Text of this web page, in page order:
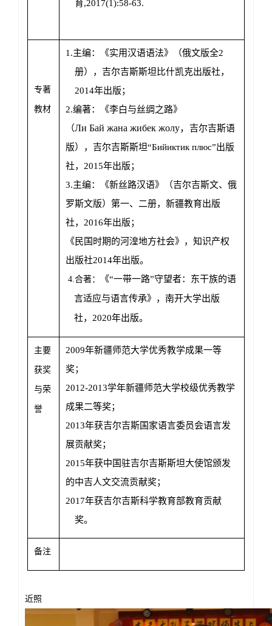
育,2017(1):58-63.
专著
教材
1.主编：《实用汉语语法》（俄文版全2
册），吉尔吉斯斯坦比什凯克出版社，
2014年出版；
2.编著：《李白与丝绸之路》
（Ли Бай жана жибек жолу， 吉尔吉斯语
版）， 吉尔吉斯斯坦“Бийиктик плюс”出版
社， 2015年出版；
3.主编：《新丝路汉语》（吉尔吉斯文、俄
罗斯文版）第一、二册，新疆教育出版
社， 2016年出版；
《民国时期的河湟地方社会》，知识产权
出版社2014年出版。
4. 合著：
《“一带一路”守望者：东干族的语
言适应与语言传承》，南开大学出版
社， 2020年出版。
主要
获奖
与荣
誉
2009年新疆师范大学优秀教学成果一等
奖；
2012-2013学年新疆师范大学校级优秀教学
成果二等奖；
2013年获吉尔吉斯国家语言委员会语言发
展贡献奖；
2015年获中国驻吉尔吉斯斯坦大使馆颁发
的中吉人文交流贡献奖；
2017年获吉尔吉斯科学教育部教育贡献
奖。
备注
近照